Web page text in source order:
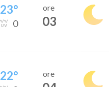
23°
0
ore
03
22° ore